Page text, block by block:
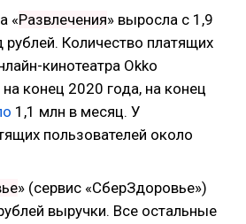
«Развлечения» выросла с 1,9
Количество платящих
кинотеатра Okko
конец 2020 года, на конец
1,1 млн в месяц. У
пользователей около
» (сервис «СберЗдоровье»)
выручки. Все остальные